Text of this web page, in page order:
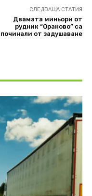
СЛЕДВАЩА СТАТИЯ
Двамата миньори от
рудник “Ораново” са
починали от задушаване